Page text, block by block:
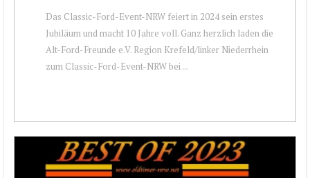
Das Classic-Ford-Event-NRW feiert in 2024 sein erstes
Jubiläum und macht 10 Jahre voll. Ganz herzlich laden die
Alt-Ford-Freunde e.V. Region Krefeld/linker Niederrhein
zum Classic-Ford-Event-NRW bei ...